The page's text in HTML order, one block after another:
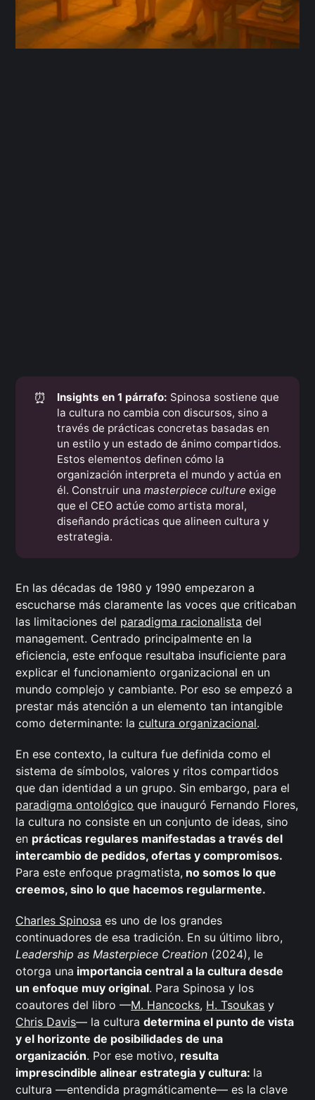
⏰ Insights en 1 párrafo: Spinosa sostiene que
la cultura no cambia con discursos, sino a
través de prácticas concretas basadas en
un estilo y un estado de ánimo compartidos.
Estos elementos definen cómo la
organización interpreta el mundo y actúa en
él. Construir una masterpiece culture exige
que el CEO actúe como artista moral,
diseñando prácticas que alineen cultura y
estrategia.
En las décadas de 1980 y 1990 empezaron a
escucharse más claramente las voces que criticaban
las limitaciones del paradigma racionalista del
management. Centrado principalmente en la
eficiencia, este enfoque resultaba insuficiente para
explicar el funcionamiento organizacional en un
mundo complejo y cambiante. Por eso se empezó a
prestar más atención a un elemento tan intangible
como determinante: lacultura organizacional.
En ese contexto, la cultura fue definida como el
sistema de símbolos, valores y ritos compartidos
que dan identidad a un grupo. Sin embargo, para el
paradigma ontológico que inauguró Fernando Flores,
la cultura no consiste en un conjunto de ideas, sino
en prácticas regulares manifestadas a través del
intercambio de pedidos, ofertas y compromisos.
Para este enfoque pragmatista, no somos lo que
creemos, sino lo que hacemos regularmente.
Charles Spinosa es uno de los grandes
continuadores de esa tradición. En su último libro,
Leadership as Masterpiece Creation (2024), le
otorga una importancia central a la cultura desde
un enfoque muy original. Para Spinosa y los
coautores del libro —M. Hancocks, H. Tsoukas y
Chris Davis— la culturadetermina el punto de vista
y el horizonte de posibilidades de una
organización. Por ese motivo, resulta
imprescindible alinear estrategia y cultura: la
cultura —entendida pragmáticamente— es la clave